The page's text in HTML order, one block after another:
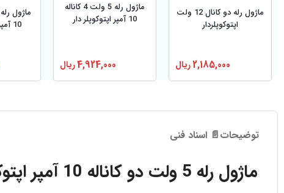
ماژول رله دو کانال 12 ولت
اپتوکوپلردار
2,185,000ریال
ماژول رله 5 ولت 4 کاناله
10 آمپر اپتوکوپلر دار
4,924,000ریال
10 آمپر اپتوکوپلر دار
توضیحات📄 اسناد فنی
ماژول رله 5 ولت دو کاناله 10 آمپر اپتوکوپلر دار